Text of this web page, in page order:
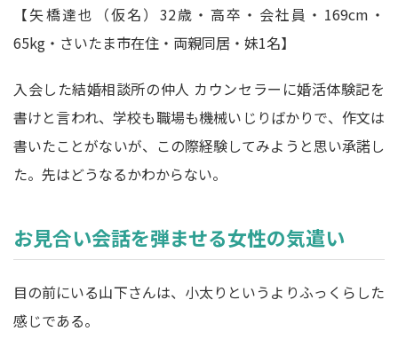
【矢橋達也（仮名）32歳・高卒・会社員・169cm・
65kg・さいたま市在住・両親同居・妹1名】
入会した結婚相談所の仲人 カウンセラーに婚活体験記を
書けと言われ、学校も職場も機械いじりばかりで、作文は
書いたことがないが、この際経験してみようと思い承諾し
た。先はどうなるかわからない。
お見合い会話を弾ませる女性の気遣い
目の前にいる山下さんは、小太りというよりふっくらした
感じである。